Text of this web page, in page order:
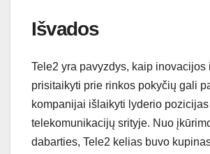
Išvados
Tele2 yra pavyzdys, kaip inovacijos
prisitaikyti prie rinkos pokyčių gali
kompanijai išlaikyti lyderio pozicijas
telekomunikacijų srityje. Nuo
dabarties, Tele2 kelias buvo